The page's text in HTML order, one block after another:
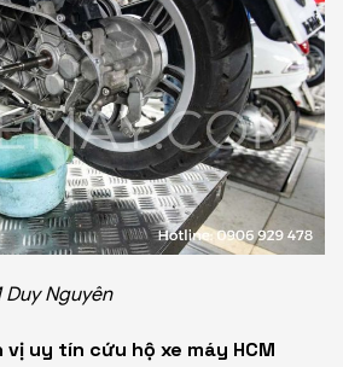
Duy Nguyên
vị uy tín cứu hộ xe máy HCM